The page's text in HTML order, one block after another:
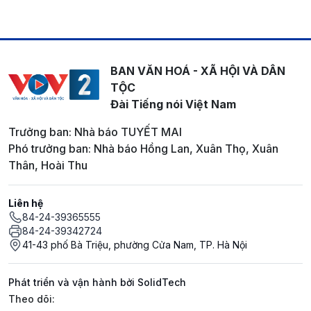
BAN VĂN HOÁ - XÃ HỘI VÀ DÂN
TỘC
Đài Tiếng nói Việt Nam
Trưởng ban: Nhà báo TUYẾT MAI
Phó trưởng ban: Nhà báo Hồng Lan, Xuân Thọ, Xuân
Thân, Hoài Thu
Liên hệ
84-24-39365555
84-24-39342724
41-43 phố Bà Triệu, phường Cửa Nam, TP. Hà Nội
Phát triển và vận hành bởi SolidTech
Mạng xã hội
Theo dõi: